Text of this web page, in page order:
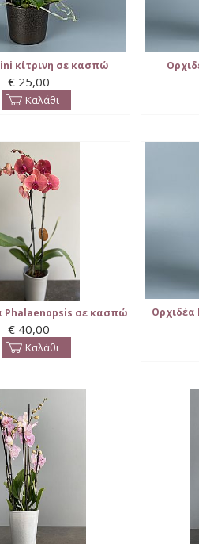
κίτρινη σε κασπώ
€ 25,00
Καλάθι
Phalaenopsis σε κασπώ
€ 40,00
Καλάθι